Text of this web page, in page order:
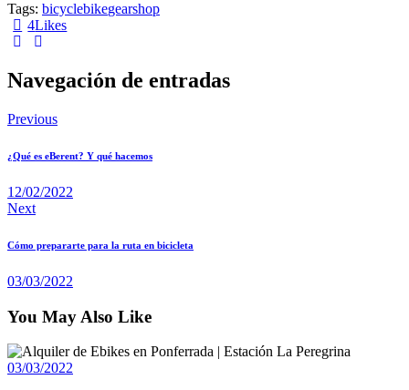
Tags: bicyclebikegearshop
4Likes
Navegación de entradas
Previous
¿Qué es eBerent? Y qué hacemos
12/02/2022
Next
Cómo prepararte para la ruta en bicicleta
03/03/2022
You May Also Like
03/03/2022